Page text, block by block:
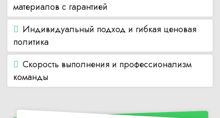
материалов с гарантией
Индивидуальный подход и гибкая ценовая
политика
Скорость выполнения и профессионализм
команды